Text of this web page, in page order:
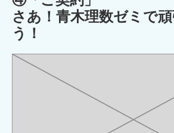
さあ！青木理数ゼミで
う！